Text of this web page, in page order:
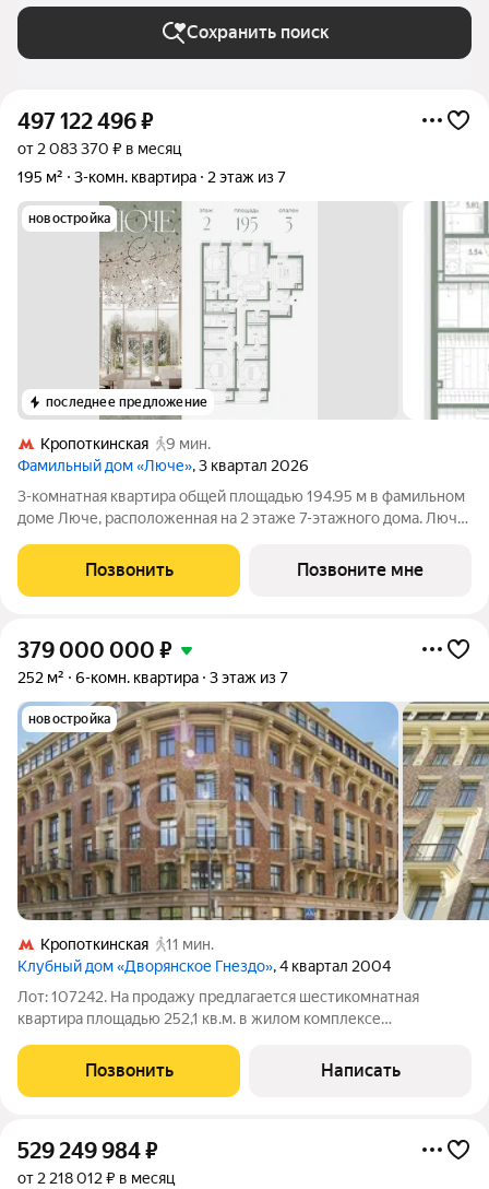
Сохранить поиск
497 122 496₽
от 2 083 370 ₽ в месяц
195 м²
3-комн. квартира 2 этаж из 7
новостройка
последнее предложение
Кропоткинская
9 мин.
Фамильный дом «Люче», 3 квартал 2026
3-комнатная квартира общей площадью 194.95 м в фамильном
доме Люче, расположенная на 2 этаже 7-этажного дома. Люче
охранной зоне Кремля. Уникальный фамильный дом
предлагает 43 квартиры, площадью от
Позвонить Позвоните мне
379 000 000 ₽
252 м² 6-комн. квартира 3 этаж из 7
новостройка
Кропоткинская
11 мин.
Клубный дом «Дворянское Гнездо», 4 квартал 2004
Лот: 107242. На продажу предлагается шестикомнатная
квартира площадью 252,1 кв.м. в жилом комплексе
индивидуальному дизайн проекту. Функциональная
планировка: гостиная, кухня-столовая, столовая,
Позвонить Написать
529 249 984₽
от 2 218 012 ₽ в месяц